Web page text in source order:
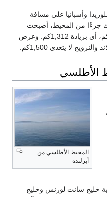
وأسبانيا على مسافة
جزءًا من المحيط، أصبحت
المسافة بين فلوريدا وأسبانيا 8,000 كم، أي بزيادة 1,312كم. وعرض
لا يتعدى 1,500كم.
الأطلسي
المحيط الأطلسي من
أيرلندة
خليج سانت لورنس وخليج